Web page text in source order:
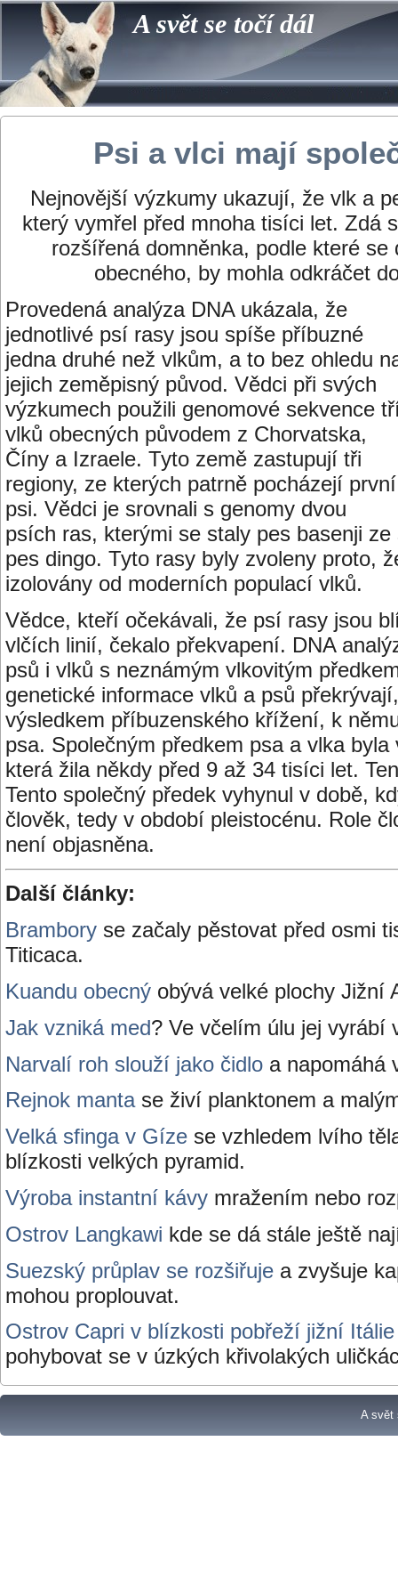
A svět se točí dál
Psi a vlci mají
Nejnovější výzkumy ukazují, že vlk a
který vymřel před mnoha tisíci let. Zdá
rozšířená domněnka, podle které
obecného, by mohla odkráčet
Provedená analýza DNA ukázala, že
jednotlivé psí rasy jsou spíše příbuzné
jedna druhé než vlkům, a to bez ohledu
jejich zeměpisný původ. Vědci při svých
výzkumech použili genomové sekvence
vlků obecných původem z Chorvatska,
Číny a Izraele. Tyto země zastupují tři
regiony, ze kterých patrně pocházejí první
psi. Vědci je srovnali s genomy dvou
psích ras, kterými se staly pes basenji
pes dingo. Tyto rasy byly zvoleny proto,
izolovány od moderních populací vlků.
Vědce, kteří očekávali, že psí rasy jsou
vlčích linií, čekalo překvapení. DNA
psů i vlků s neznámým vlkovitým
genetické informace vlků a psů
výsledkem příbuzenského křížení, k
psa. Společným předkem psa a vlka
která žila někdy před 9 až 34 tisíci let.
Tento společný předek vyhynul v době,
člověk, tedy v období pleistocénu. Role
není objasněna.
Další články:
Brambory se začaly pěstovat před osmi
Titicaca.
Kuandu obecný obývá velké plochy Jižní
Jak vzniká med? Ve včelím úlu jej vyrábí
Narvalí roh slouží jako čidlo a napomáhá
Rejnok mantase živí planktonem a
Velká sfinga v Gíze se vzhledem lvího
blízkosti velkých pyramid.
Výroba instantní kávy mražením nebo
Ostrov Langkawi kde se dá stále ještě
Suezský průplav se rozšiřuje a zvyšuje
mohou proplouvat.
Ostrov Capri v blízkosti pobřeží jižní Itálie
pohybovat se v úzkých křivolakých
A svět